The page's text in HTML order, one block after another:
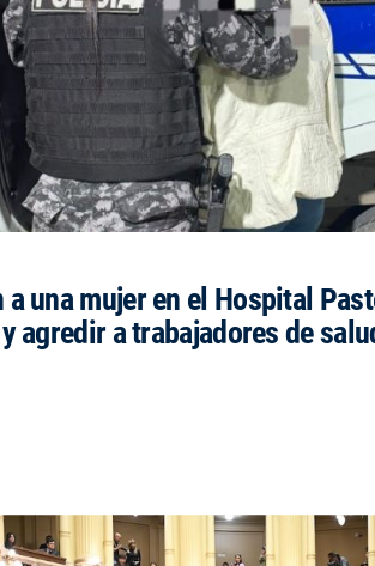
a una mujer en el Hospital
agredir a trabajadores de